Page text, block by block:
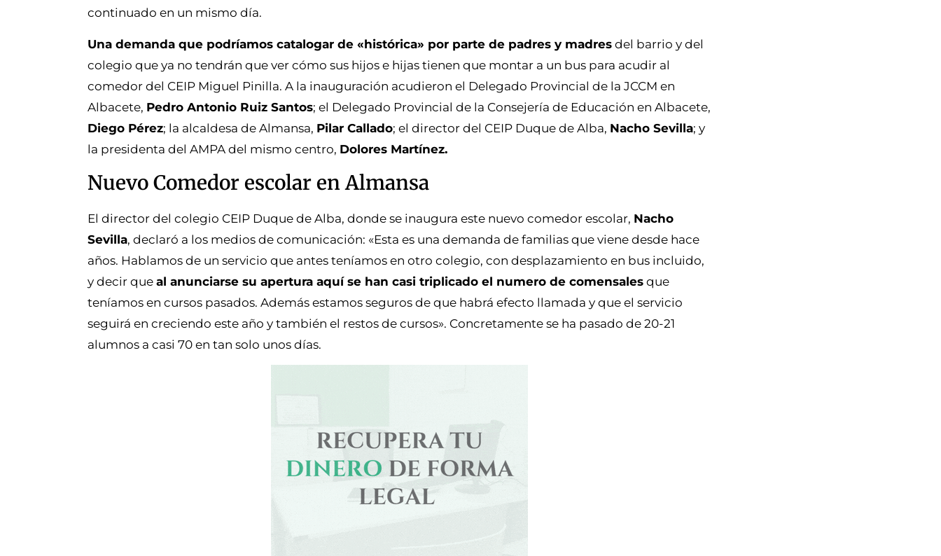
continuado en un mismo día.
Una demanda que podríamos catalogar de «histórica» por parte de padres y madres del barrio y del
colegio que ya no tendrán que ver cómo sus hijos e hijas tienen que montar a un bus para acudir al
comedor del CEIP Miguel Pinilla. A la inauguración acudieron el Delegado Provincial de la JCCM en
Albacete, Pedro Antonio Ruiz Santos; el Delegado Provincial de la Consejería de Educación en Albacete,
Diego Pérez; la alcaldesa de Almansa, Pilar Callado; el director del CEIP Duque de Alba, Nacho Sevilla; y
la presidenta del AMPA del mismo centro, Dolores Martínez.
Nuevo Comedor escolar en Almansa
El director del colegio CEIP Duque de Alba, donde se inaugura este nuevo comedor escolar, Nacho
Sevilla, declaró a los medios de comunicación: «Esta es una demanda de familias que viene desde hace
años. Hablamos de un servicio que antes teníamos en otro colegio, con desplazamiento en bus incluido,
y decir que al anunciarse su apertura aquí se han casi triplicado el numero de comensales que
teníamos en cursos pasados. Además estamos seguros de que habrá efecto llamada y que el servicio
seguirá en creciendo este año y también el restos de cursos». Concretamente se ha pasado de 20-21
alumnos a casi 70 en tan solo unos días.